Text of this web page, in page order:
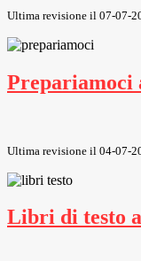
Ultima revisione il 07-07-
Prepariamoci
Ultima revisione il 04-07-
Libri di testo